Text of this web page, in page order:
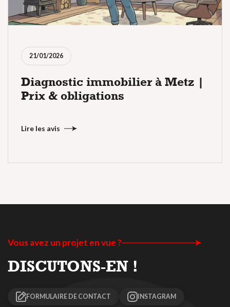
21/01/2026
Diagnostic immobilier à Metz |
Prix & obligations
Lire les avis
Vous avez un projet en vue ?
DISCUTONS-EN !
FORMULAIRE DE CONTACT INSTAGRAM